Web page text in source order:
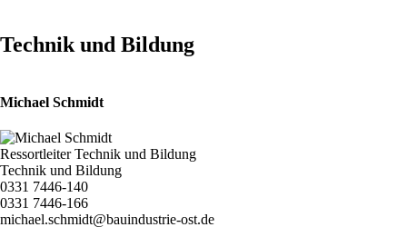
Technik und Bildung
Michael Schmidt
Ressortleiter Technik und Bildung
Technik und Bildung
0331 7446-140
0331 7446-166
michael.schmidt@bauindustrie-ost.de